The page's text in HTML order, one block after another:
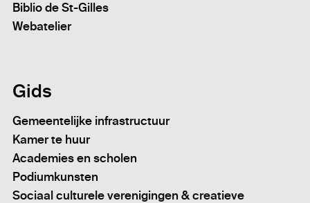
Biblio de St-Gilles
Webatelier
Gids
Gemeentelijke infrastructuur
Kamer te huur
Academies en scholen
Podiumkunsten
Sociaal culturele verenigingen & creatieve